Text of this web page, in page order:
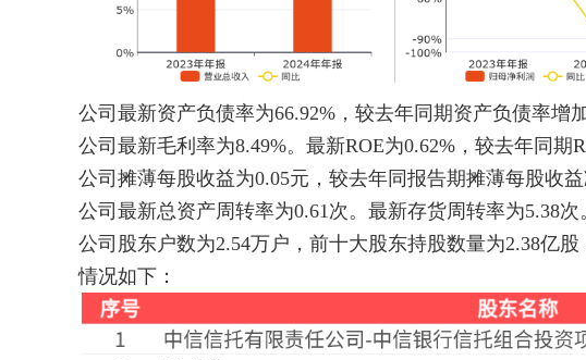
公司最新资产负债率为66.92%，较去年同期资产负债率增
公司最新毛利率为8.49%。最新ROE为0.62%，较去年同期
公司摊薄每股收益为0.05元，较去年同报告期摊薄每股收
公司最新总资产周转率为0.61次。最新存货周转率为5.38次
公司股东户数为2.54万户，前十大股东持股数量为2.38亿
情况如下：